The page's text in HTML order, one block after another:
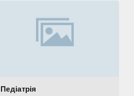
Педіатрія